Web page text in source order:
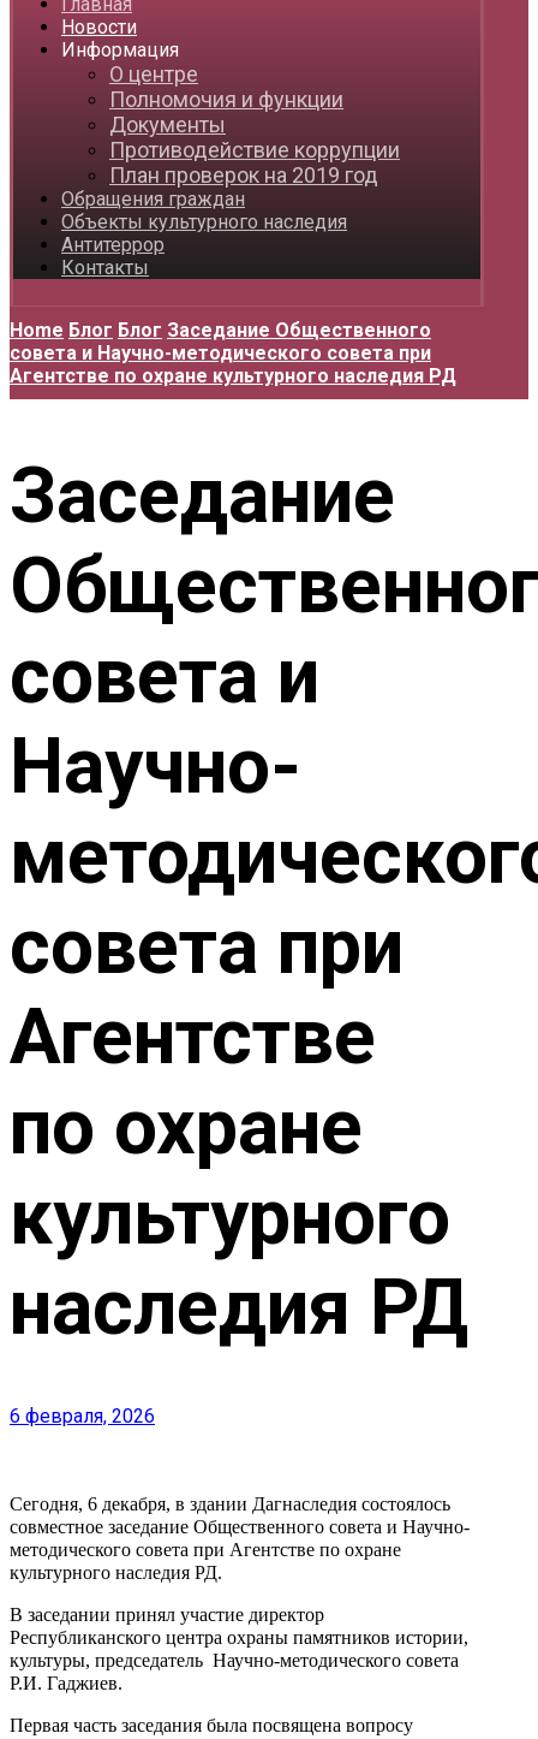
Новости
Информация
О центре
Полномочия и функции
Документы
Противодействие коррупции
План проверок на 2019 год
Обращения граждан
Объекты культурного наследия
Антитеррор
Контакты
Home Блог Блог Заседание Общественного
совета и Научно-методического совета при
Агентстве по охране культурного наследия РД
Заседание
совета и
Научно-
совета при
Агентстве
по охране
культурного
наследия РД
6 февраля, 2026
Сегодня, 6 декабря, в здании Дагнаследия состоялось
совместное заседание Общественного совета и Научно-
методического совета при Агентстве по охране
культурного наследия РД.
В заседании принял участие директор
Республиканского центра охраны памятников истории,
культуры, председатель Научно-методического совета
Р.И. Гаджиев.
Первая часть заседания была посвящена вопросу